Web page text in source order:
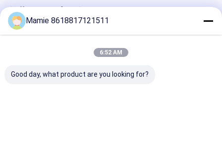
推薦されたプロダクト
Mamie 8618817121511
6:52 AM
Good day, what product are you looking for?